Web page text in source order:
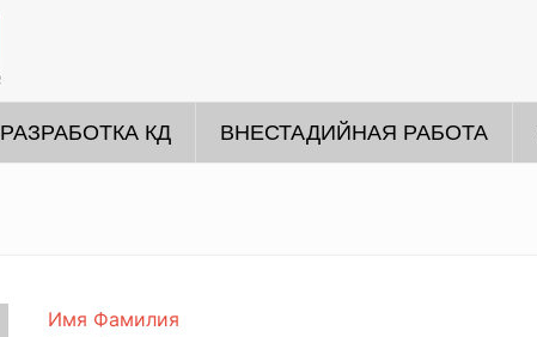
РАЗРАБОТКА КД ВНЕСТАДИЙНАЯ РАБОТА
Имя Фамилия